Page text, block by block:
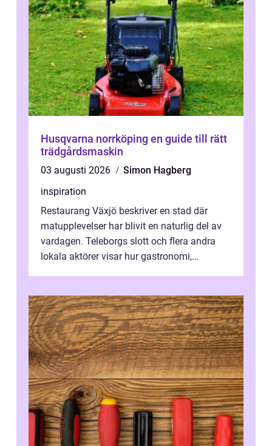
Husqvarna norrköping en guide till rätt
trädgårdsmaskin
03 augusti 2026
Simon Hagberg
inspiration
Restaurang Växjö beskriver en stad där
matupplevelser har blivit en naturlig del av
vardagen. Teleborgs slott och flera andra
lokala aktörer visar hur gastronomi,